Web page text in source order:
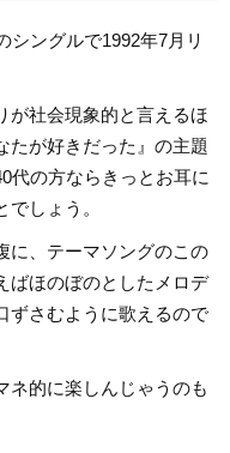
シングルで1992年7月リ
が社会現象的と言えるほ
たが好きだった』の主題
代の方ならきっとお耳に
しょう。
に、テーマソングのこの
ばほのぼのとしたメロデ
ずさむように歌えるので
ネ的に楽しんじゃうのも